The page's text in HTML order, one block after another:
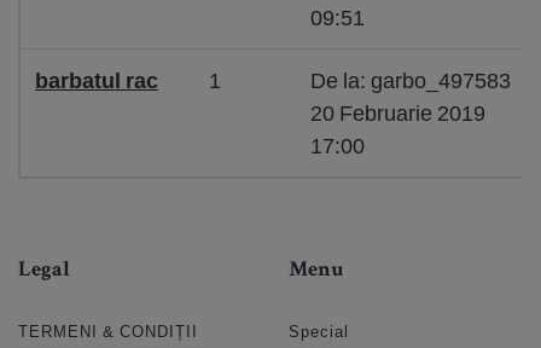
09:51
barbatul rac 1
De la: garbo_497583
20 Februarie 2019
17:00
Legal
TERMENI & CONDIȚII
Menu
Special